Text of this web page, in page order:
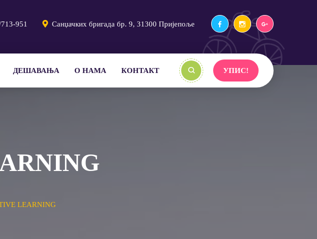
951 Санџачких бригада бр. 9, 31300 Пријепоље
ДЕШАВАЊА О НАМА КОНТАКТ УПИС!
LEARNING